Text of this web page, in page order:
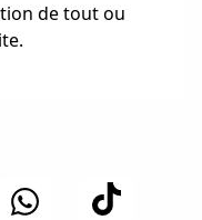
de tout ou